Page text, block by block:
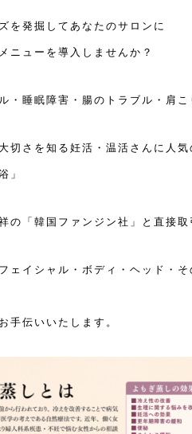
を発掘してあなたのサロンに
ニューを導入しませんか？
・睡眠障害・腸のトラブル・肩
切さを知る妊活・温活さんに人気
」
の「韓国ファンジン社」と直接取
ェイシャル・ボディ・ヘッド・
手伝いいたします。